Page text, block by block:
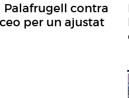
Palafrugell contra
per un ajustat